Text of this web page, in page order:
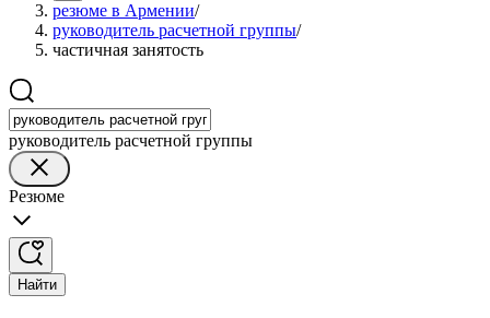
резюме в Армении/
руководитель расчетной группы/
частичная занятость
руководитель расчетной группы
Резюме
Найти